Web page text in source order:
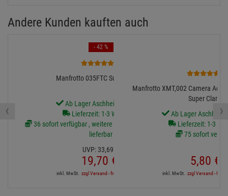
Andere Kunden kauften auch
Manfrotto 035FTC Super-Clamp
Ab Lager Aschheim lieferbar
Lieferzeit: 1-3 Werktage
36 sofort verfügbar , weitere Artikel ab Zentrallager
lieferbar
UVP: 33,69
19,70 €
inkl. MwSt. zzgl Versand - frei ab 90,-€ in DE
- 42 %
Manfrotto XMT,002 Camera
Super Clamp
Ab Lager
Lieferzeit: 1-3
75 sofort
5,80 €
inkl. MwSt. zzgl Versand - frei
‹ ›